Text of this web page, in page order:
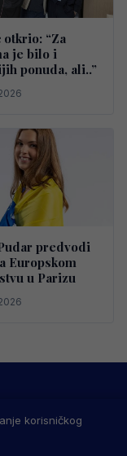
otkrio: “Za
je bilo i
ponuda, ali..”
predvodi
Europskom
u Parizu
KORIŠTENJA
korisničkog